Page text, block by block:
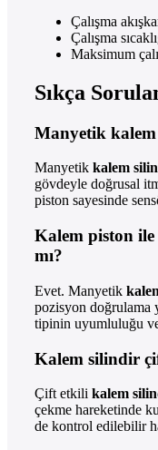
Çalışma
Çalışma
Maksimum
Sıkça
Manyetik
Manyetik kalem
gövdeyle doğrusal
piston sayesinde
Kalem piston ile
mı?
Evet. Manyetik
pozisyon doğrulama
tipinin uyumluluğu
Kalem silindir
Çift etkili kalem
çekme hareketinde
de kontrol edilebilir